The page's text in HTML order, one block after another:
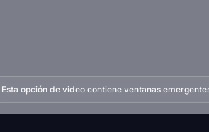
Esta opción de video contiene ventanas